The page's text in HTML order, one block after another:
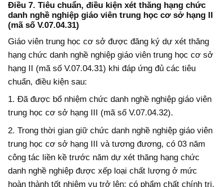
Điều 7. Tiêu chuẩn, điều kiện xét thăng hạng chức
danh nghề nghiệp giáo viên trung học cơ sở hạng II
(mã số V.07.04.31)
Giáo viên trung học cơ sở được đăng ký dự xét thăng
hạng chức danh nghề nghiệp giáo viên trung học cơ sở
hạng II (mã số V.07.04.31) khi đáp ứng đủ các tiêu
chuẩn, điều kiện sau:
1. Đã được bổ nhiệm chức danh nghề nghiệp giáo viên
trung học cơ sở hạng III (mã số V.07.04.32).
2. Trong thời gian giữ chức danh nghề nghiệp giáo viên
trung học cơ sở hạng III và tương đương, có 03 năm
công tác liền kề trước năm dự xét thăng hạng chức
danh nghề nghiệp được xếp loại chất lượng ở mức
hoàn thành tốt nhiệm vụ trở lên; có phẩm chất chính trị,